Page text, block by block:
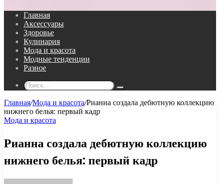
Главная
Аксессуары
Здоровье
Кулинария
Мода и красота
Модные тенденции
Разное
Поиск...
Главная/Мода и красота/Рианна создала дебютную коллекцию
нижнего белья: первый кадр
Мода и красота
Рианна создала дебютную коллекцию
нижнего белья: первый кадр